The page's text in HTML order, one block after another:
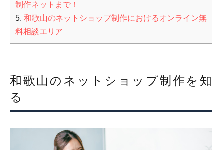
制作ネットまで！
5.和歌山のネットショップ制作におけるオンライン無
料相談エリア
和歌山のネットショップ制作を知
る